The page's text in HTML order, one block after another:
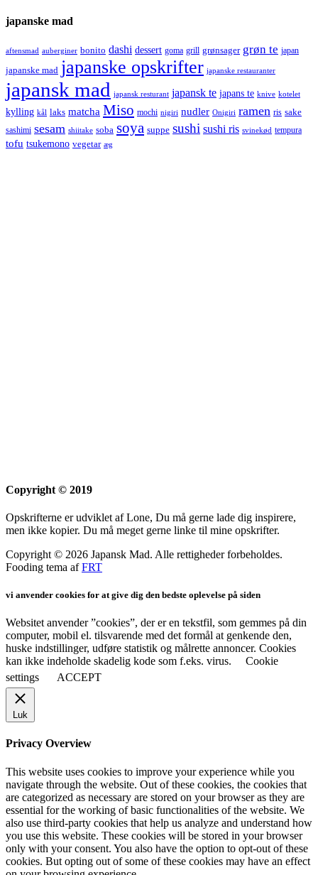
japanske mad
aftensmad auberginer bonito dashi dessert goma grill grønsager grøn te japan
japanske mad japanske opskrifter japanske restauranter
japansk mad japansk resturant japansk te japans te knive kotelet
kylling kål laks matcha Miso mochi nigiri nudler Onigiri ramen ris sake
sashimi sesam shiitake soba soya suppe sushi sushi ris svinekød tempura
tofu tsukemono vegetar æg
Copyright © 2019
Opskrifterne er udviklet af Lone, Du må gerne lade dig inspirere,
men ikke kopier. Du må meget gerne linke til mine opskrifter.
Copyright © 2026 Japansk Mad. Alle rettigheder forbeholdes.
Fooding tema afFRT
vi anvender cookies for at give dig den bedste oplevelse på siden
Websitet anvender ”cookies”, der er en tekstfil, som gemmes på din
computer, mobil el. tilsvarende med det formål at genkende den,
huske indstillinger, udføre statistik og målrette annoncer. Cookies
kan ikke indeholde skadelig kode som f.eks. virus.
Cookie
settings
ACCEPT
Luk
Privacy Overview
This website uses cookies to improve your experience while you
navigate through the website. Out of these cookies, the cookies that
are categorized as necessary are stored on your browser as they are
essential for the working of basic functionalities of the website. We
also use third-party cookies that help us analyze and understand how
you use this website. These cookies will be stored in your browser
only with your consent. You also have the option to opt-out of these
cookies. But opting out of some of these cookies may have an effect